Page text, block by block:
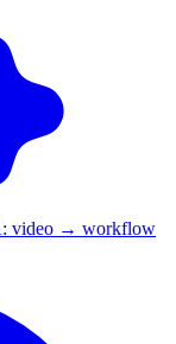
video → workflow